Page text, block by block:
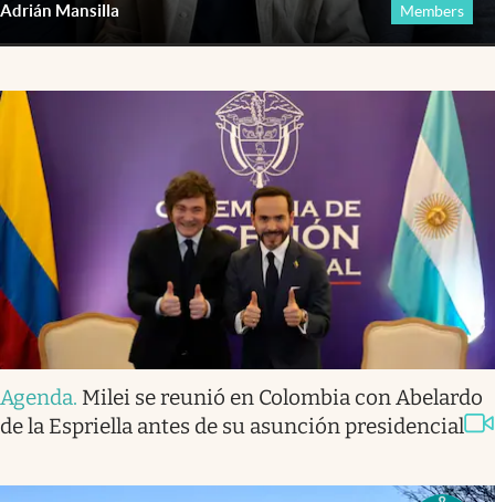
Adrián Mansilla Members
Agenda. Milei se reunió en Colombia con Abelardo
de la Espriella antes de su asunción presidencial